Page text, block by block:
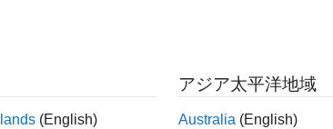
and control design.
Switching
switching in
Simscape Electrical™software.
(English)
アジア太平洋地域
Australia (English)